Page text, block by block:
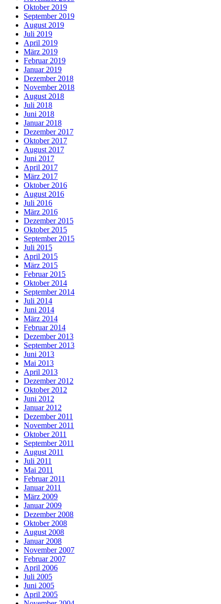
Oktober 2019
September 2019
August 2019
Juli 2019
April 2019
März 2019
Februar 2019
Januar 2019
Dezember 2018
November 2018
August 2018
Juli 2018
Juni 2018
Januar 2018
Dezember 2017
Oktober 2017
August 2017
Juni 2017
April 2017
März 2017
Oktober 2016
August 2016
Juli 2016
März 2016
Dezember 2015
Oktober 2015
September 2015
Juli 2015
April 2015
März 2015
Februar 2015
Oktober 2014
September 2014
Juli 2014
Juni 2014
März 2014
Februar 2014
Dezember 2013
September 2013
Juni 2013
Mai 2013
April 2013
Dezember 2012
Oktober 2012
Juni 2012
Januar 2012
Dezember 2011
November 2011
Oktober 2011
September 2011
August 2011
Juli 2011
Mai 2011
Februar 2011
Januar 2011
März 2009
Januar 2009
Dezember 2008
Oktober 2008
August 2008
Januar 2008
November 2007
Februar 2007
April 2006
Juli 2005
Juni 2005
April 2005